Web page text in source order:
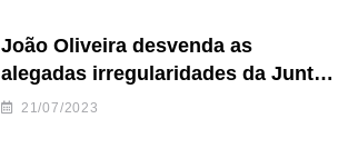
João Oliveira desvenda as
alegadas irregularidades da Junta
de Freguesia S. João de Ver
21/07/2023